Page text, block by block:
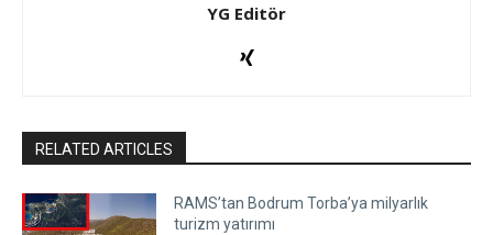
YG Editör
RELATED ARTICLES
RAMS’tan Bodrum Torba’ya milyarlık
turizm yatırımı